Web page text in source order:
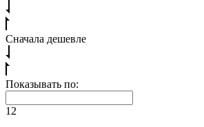
Сначала дешевле
Показывать по:
12